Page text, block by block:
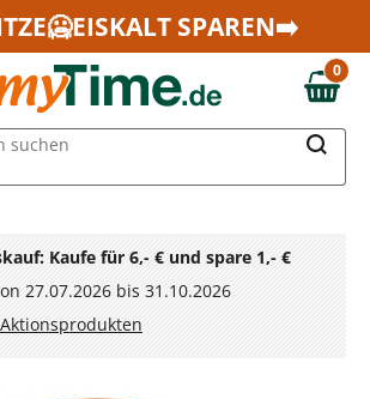
SPAREN➡️
0,00 €
0
suchen
Kaufe für 6,- € und spare 1,- €
27.07.2026 bis 31.10.2026